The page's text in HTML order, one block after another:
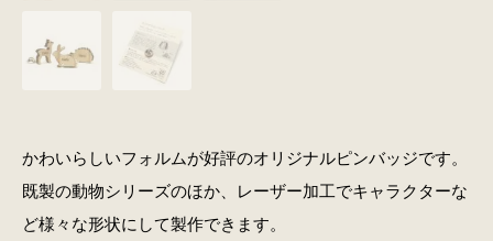
かわいらしいフォルムが好評のオリジナルピンバッジです。
既製の動物シリーズのほか、レーザー加工でキャラクターな
ど様々な形状にして製作できます。